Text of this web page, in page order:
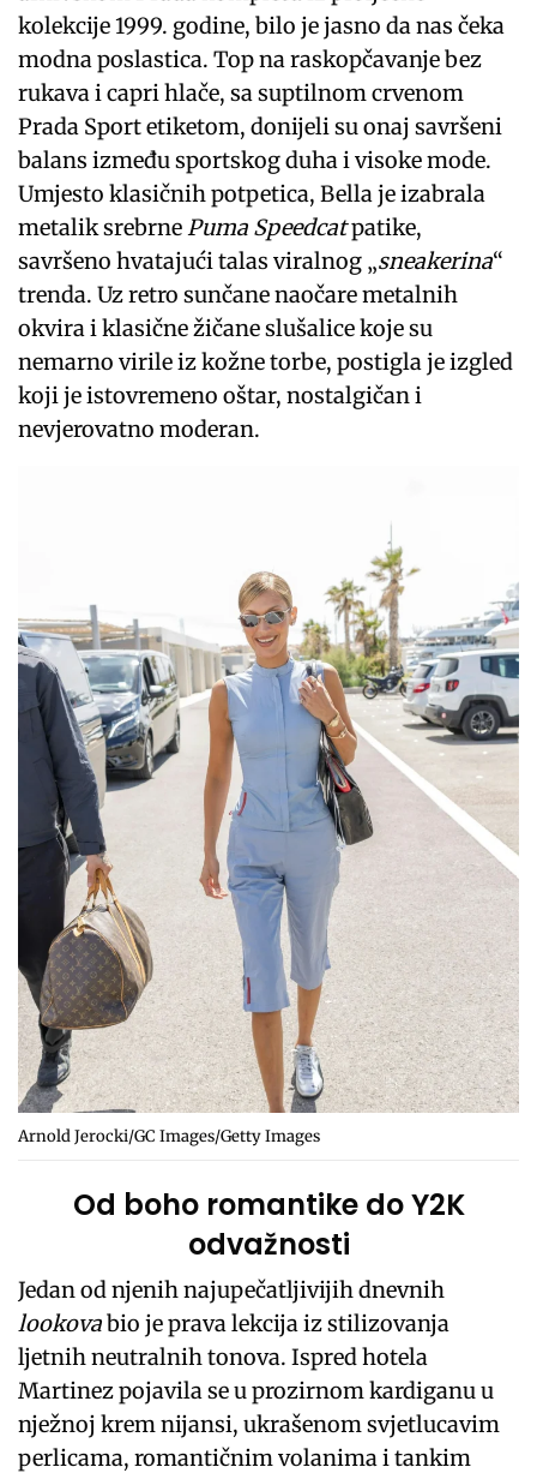
kolekcije 1999. godine, bilo je jasno da nas čeka
modna poslastica. Top na raskopčavanje bez
rukava i capri hlače, sa suptilnom crvenom
Prada Sport etiketom, donijeli su onaj savršeni
balans između sportskog duha i visoke mode.
Umjesto klasičnih potpetica, Bella je izabrala
metalik srebrnePuma Speedcatpatike,
savršeno hvatajući talas viralnog „sneakerina“
trenda. Uz retro sunčane naočare metalnih
okvira i klasične žičane slušalice koje su
nemarno virile iz kožne torbe, postigla je izgled
koji je istovremeno oštar, nostalgičan i
nevjerovatno moderan.
Arnold Jerocki/GC Images/Getty Images
Od boho romantike do Y2K
odvažnosti
Jedan od njenih najupečatljivijih dnevnih
lookovabio je prava lekcija iz stilizovanja
ljetnih neutralnih tonova. Ispred hotela
Martinez pojavila se u prozirnom kardiganu u
nježnoj krem nijansi, ukrašenom svjetlucavim
perlicama, romantičnim volanima i tankim